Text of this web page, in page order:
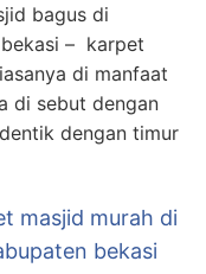
bagus di
– karpet
di manfaat
di sebut dengan
dengan timur
masjid murah di
bekasi